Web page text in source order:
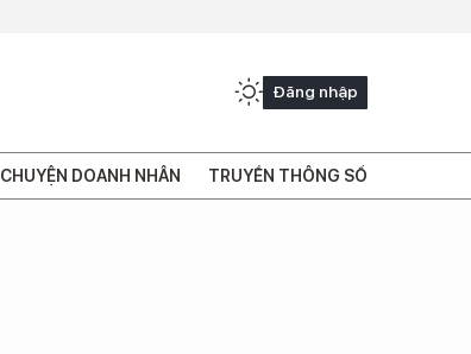
Đăng nhập
CHUYỆN DOANH NHÂN TRUYỀN THÔNG SỐ